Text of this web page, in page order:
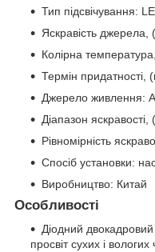
Тип підсвічування:
Яскравість
Колірна
Термін придатності,
Джерело живлення:
Діапазон
Рівномірність
Спосіб установки:
Виробництво: Китай
Особливості
Діодний двокадровий
просвіт сухих і